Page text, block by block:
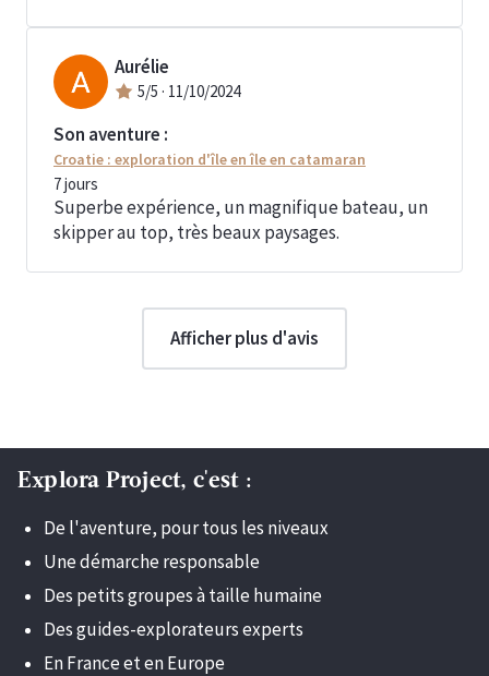
Aurélie
5/5 · 11/10/2024
Son aventure :
Croatie : exploration d'île en île en catamaran
7jours
Superbe expérience, un magnifique bateau, un
skipper au top, très beaux paysages.
Afficher plus d'avis
Explora Project, c'est :
De l'aventure, pour tous les niveaux
Une démarche responsable
Des petits groupes à taille humaine
Des guides-explorateurs experts
En France et en Europe